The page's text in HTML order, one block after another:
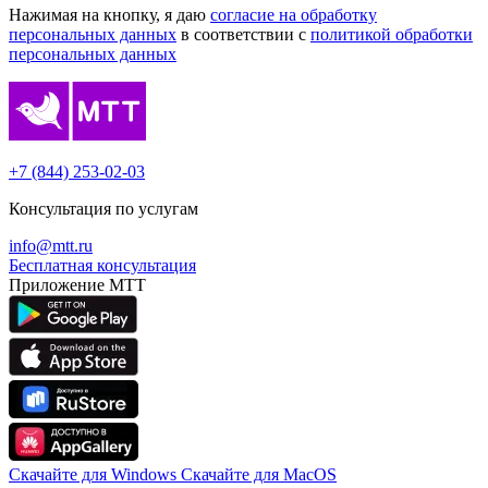
Нажимая на кнопку, я даю согласие на обработку
персональных данных в соответствии с политикой обработки
персональных данных
+7 (844) 253-02-03
Консультация по услугам
info@mtt.ru
Бесплатная консультация
Приложение МТТ
Скачайте для Windows Cкачайте для MacOS